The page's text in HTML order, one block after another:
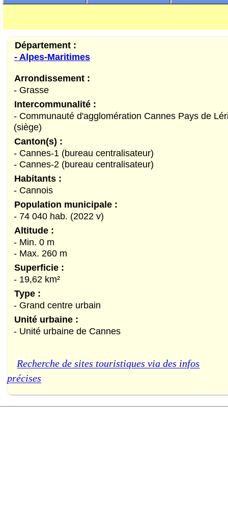
Département :
- Alpes-Maritimes
Arrondissement :
- Grasse
Intercommunalité :
- Communauté d'agglomération Cannes Pays de
(siège)
Canton(s) :
- Cannes-1 (bureau centralisateur)
- Cannes-2 (bureau centralisateur)
Habitants :
- Cannois
Population municipale :
- 74 040 hab. (2022 v)
Altitude :
- Min. 0 m
- Max. 260 m
Superficie :
- 19,62 km²
Type :
- Grand centre urbain
Unité urbaine :
- Unité urbaine de Cannes
Recherche de sites touristiques via des infos
précises